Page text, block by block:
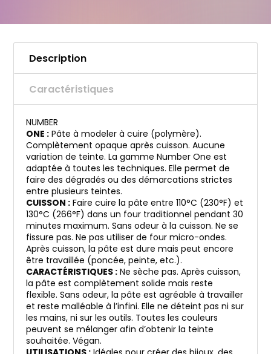
Description
Caractéristiques
NUMBER
ONE : Pâte à modeler à cuire (polymère).
Complètement opaque après cuisson. Aucune
variation de teinte. La gamme Number One est
adaptée à toutes les techniques. Elle permet de
faire des dégradés ou des démarcations strictes
entre plusieurs teintes.
CUISSON : Faire cuire la pâte entre 110°C (230°F) et
130°C (266°F) dans un four traditionnel pendant 30
minutes maximum. Sans odeur à la cuisson. Ne se
fissure pas. Ne pas utiliser de four micro-ondes.
Après cuisson, la pâte est dure mais peut encore
être travaillée (poncée, peinte, etc.).
CARACTÉRISTIQUES : Ne sèche pas. Après cuisson,
la pâte est complètement solide mais reste
flexible. Sans odeur, la pâte est agréable à travailler
et reste malléable à l’infini. Elle ne déteint pas ni sur
les mains, ni sur les outils. Toutes les couleurs
peuvent se mélanger afin d’obtenir la teinte
souhaitée. Végan.